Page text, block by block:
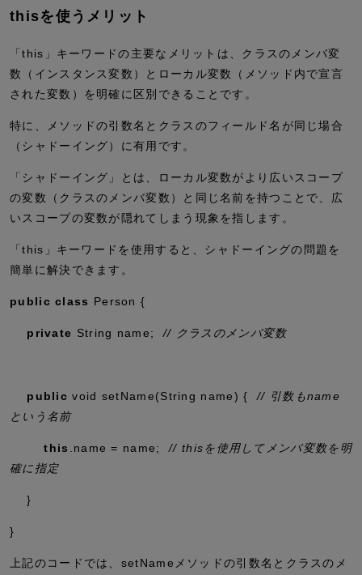
thisを使うメリット
「this」キーワードの主要なメリットは、クラスのメンバ変
数（インスタンス変数）とローカル変数（メソッド内で宣言
された変数）を明確に区別できることです。
特に、メソッドの引数名とクラスのフィールド名が同じ場合
（シャドーイング）に有用です。
「シャドーイング」とは、ローカル変数がより広いスコープ
の変数（クラスのメンバ変数）と同じ名前を持つことで、広
いスコープの変数が隠れてしまう現象を指します。
「this」キーワードを使用すると、シャドーイングの問題を
簡単に解決できます。
public class Person {
private String name; // クラスのメンバ変数
public void setName(String name) {// 引数もname
という名前
this name = name;// thisを使用してメンバ変数を明
確に指定
}
}
上記のコードでは、 setName メソッドの引数名とクラスのメ